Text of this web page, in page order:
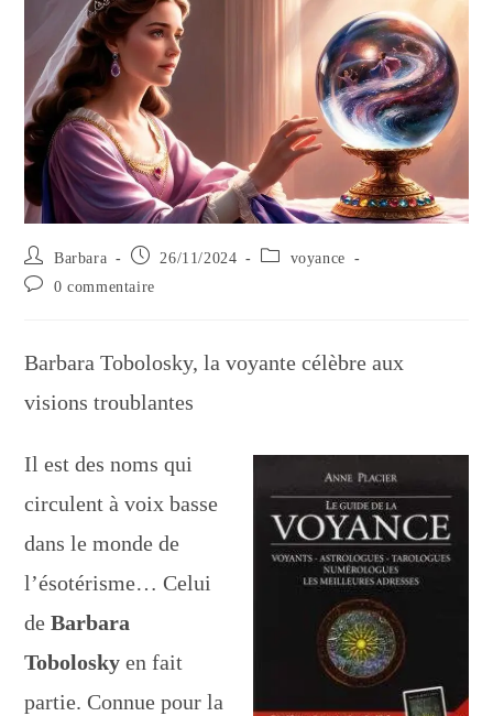
Auteur/autrice
de
la
Barbara
Publication
26/11/2024
Post
voyance
Commentaires
0 commentaire
Barbara Tobolosky, la voyante célèbre aux
visions troublantes
Il est des noms qui
circulent à voix basse
dans le monde de
l’ésotérisme… Celui
deBarbara
Tobolosky en fait
partie. Connue pour la